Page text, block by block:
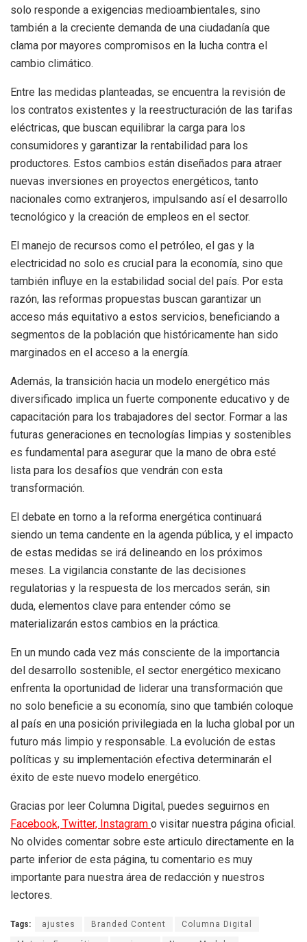
solo responde a exigencias medioambientales, sino
también a la creciente demanda de una ciudadanía que
clama por mayores compromisos en la lucha contra el
cambio climático.
Entre las medidas planteadas, se encuentra la revisión de
los contratos existentes y la reestructuración de las tarifas
eléctricas, que buscan equilibrar la carga para los
consumidores y garantizar la rentabilidad para los
productores. Estos cambios están diseñados para atraer
nuevas inversiones en proyectos energéticos, tanto
nacionales como extranjeros, impulsando así el desarrollo
tecnológico y la creación de empleos en el sector.
El manejo de recursos como el petróleo, el gas y la
electricidad no solo es crucial para la economía, sino que
también influye en la estabilidad social del país. Por esta
razón, las reformas propuestas buscan garantizar un
acceso más equitativo a estos servicios, beneficiando a
segmentos de la población que históricamente han sido
marginados en el acceso a la energía.
Además, la transición hacia un modelo energético más
diversificado implica un fuerte componente educativo y de
capacitación para los trabajadores del sector. Formar a las
futuras generaciones en tecnologías limpias y sostenibles
es fundamental para asegurar que la mano de obra esté
lista para los desafíos que vendrán con esta
transformación.
El debate en torno a la reforma energética continuará
siendo un tema candente en la agenda pública, y el impacto
de estas medidas se irá delineando en los próximos
meses. La vigilancia constante de las decisiones
regulatorias y la respuesta de los mercados serán, sin
duda, elementos clave para entender cómo se
materializarán estos cambios en la práctica.
En un mundo cada vez más consciente de la importancia
del desarrollo sostenible, el sector energético mexicano
enfrenta la oportunidad de liderar una transformación que
no solo beneficie a su economía, sino que también coloque
al país en una posición privilegiada en la lucha global por un
futuro más limpio y responsable. La evolución de estas
políticas y su implementación efectiva determinarán el
éxito de este nuevo modelo energético.
Gracias por leer Columna Digital, puedes seguirnos en
Facebook, Twitter, Instagram o visitar nuestra página oficial.
No olvides comentar sobre este articulo directamente en la
parte inferior de esta página, tu comentario es muy
importante para nuestra área de redacción y nuestros
lectores.
Tags: ajustes Branded Content Columna Digital